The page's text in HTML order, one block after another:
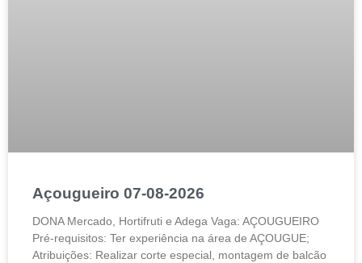
Açougueiro 07-08-2026
DONA Mercado, Hortifruti e Adega Vaga: AÇOUGUEIRO
Pré-requisitos: Ter experiência na área de AÇOUGUE;
Atribuições: Realizar corte especial, montagem de balcão